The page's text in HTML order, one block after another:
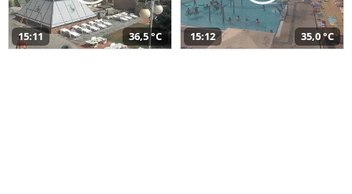
15:11 36,5 °C 15:12 35,0 °C